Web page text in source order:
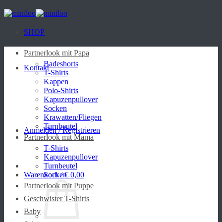
Zum
Inhalt
SHOP
Kontakt
Anmelden / Registrieren
Warenkorb /€ 0,00
Partnerlook mit Papa
Badeshorts
T-Shirts
Kappen
Polo-Shirts
Kapuzenpullover
Socken
Krawatten/Fliegen
Turnbeutel
Partnerlook mit Mama
T-Shirts
Kapuzenpullover
Turnbeutel
Socken
Partnerlook mit Puppe
Geschwister T-Shirts
Baby